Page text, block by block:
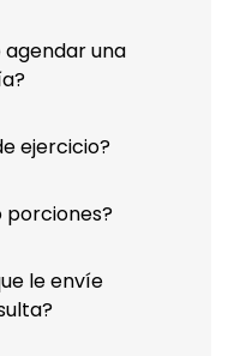
una
ejercicio?
porciones?
le envíe